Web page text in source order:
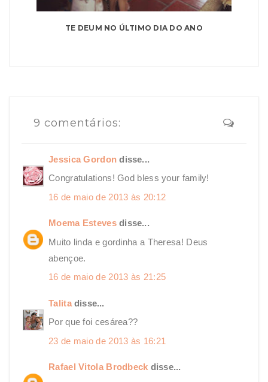
TE DEUM NO ÚLTIMO DIA DO ANO
9 comentários:
Jessica Gordon disse...
Congratulations! God bless your family!
16 de maio de 2013 às 20:12
Moema Estevesdisse...
Muito linda e gordinha a Theresa! Deus
abençoe.
16 de maio de 2013 às 21:25
Talitadisse...
Por que foi cesárea??
23 de maio de 2013 às 16:21
Rafael Vitola Brodbeck disse...